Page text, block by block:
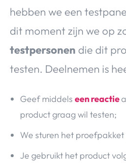
hebben we een
dit moment zijn we op
testpersonen die dit
testen. Deelnemen is
Geef middels een reactie
product graag wil testen;
We sturen het
Je gebruikt het product